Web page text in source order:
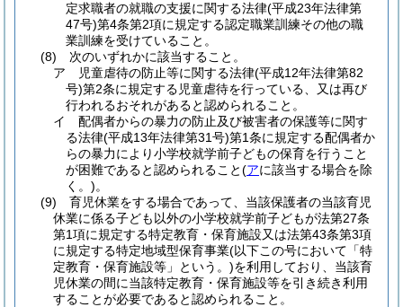
定求職者の就職の支援に関する法律(平成23年法律第
47号)第4条第2項に規定する認定職業訓練その他の職
業訓練を受けていること。
(8)
次のいずれかに該当すること。
ア
児童虐待の防止等に関する法律(平成12年法律第82
号)第2条に規定する児童虐待を行っている、又は再び
行われるおそれがあると認められること。
イ
配偶者からの暴力の防止及び被害者の保護等に関す
る法律(平成13年法律第31号)第1条に規定する配偶者か
らの暴力により小学校就学前子どもの保育を行うこと
が困難であると認められること(アに該当する場合を除
く。)。
(9)
育児休業をする場合であって、当該保護者の当該育児
休業に係る子ども以外の小学校就学前子どもが法第27条
第1項に規定する特定教育・保育施設又は法第43条第3項
に規定する特定地域型保育事業(以下この号において「特
定教育・保育施設等」という。)を利用しており、当該育
児休業の間に当該特定教育・保育施設等を引き続き利用
することが必要であると認められること。